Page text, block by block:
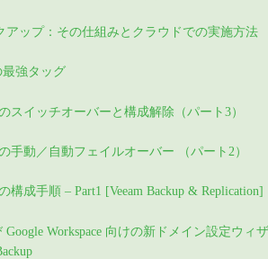
アップ：その仕組みとクラウドでの実施方法
最強タッグ
スイッチオーバーと構成解除（パート3）
手動／自動フェイルオーバー （パート2）
構成手順 – Part1 [Veeam Backup & Replication]
Google Workspace 向けの新ドメイン設定ウィザ